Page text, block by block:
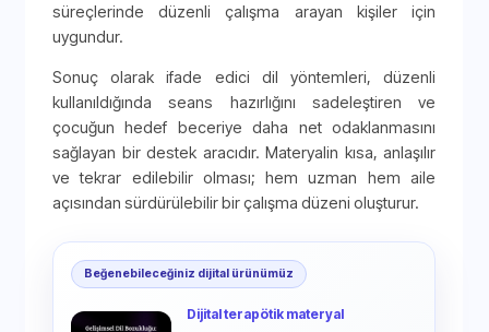
süreçlerinde düzenli çalışma arayan kişiler için
uygundur.
Sonuç olarak ifade edici dil yöntemleri, düzenli
kullanıldığında seans hazırlığını sadeleştiren ve
çocuğun hedef beceriye daha net odaklanmasını
sağlayan bir destek aracıdır. Materyalin kısa, anlaşılır
ve tekrar edilebilir olması; hem uzman hem aile
açısından sürdürülebilir bir çalışma düzeni oluşturur.
Beğenebileceğiniz dijital ürünümüz
Dijital terapötik materyal